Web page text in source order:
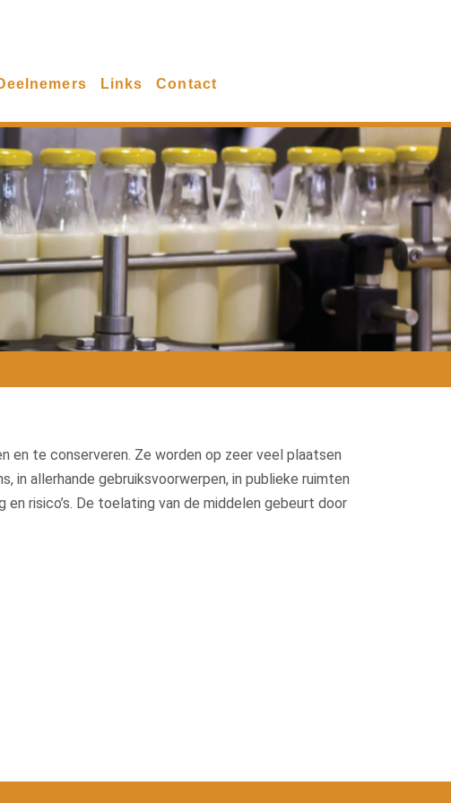
Links Contact
en te conserveren. Ze worden op zeer veel plaatsen
in allerhande gebruiksvoorwerpen, in publieke ruimten
risico’s. De toelating van de middelen gebeurt door